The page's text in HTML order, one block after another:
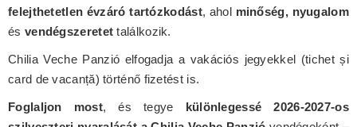
felejthetetlen évzáró tartózkodást, ahol minőség, nyugalom
és vendégszeretet találkozik.
Chilia Veche Panzió elfogadja a vakációs jegyekkel (tichet și
card de vacanță) történő fizetést is.
Foglaljon most, és tegye
különlegessé 2026-2027-os